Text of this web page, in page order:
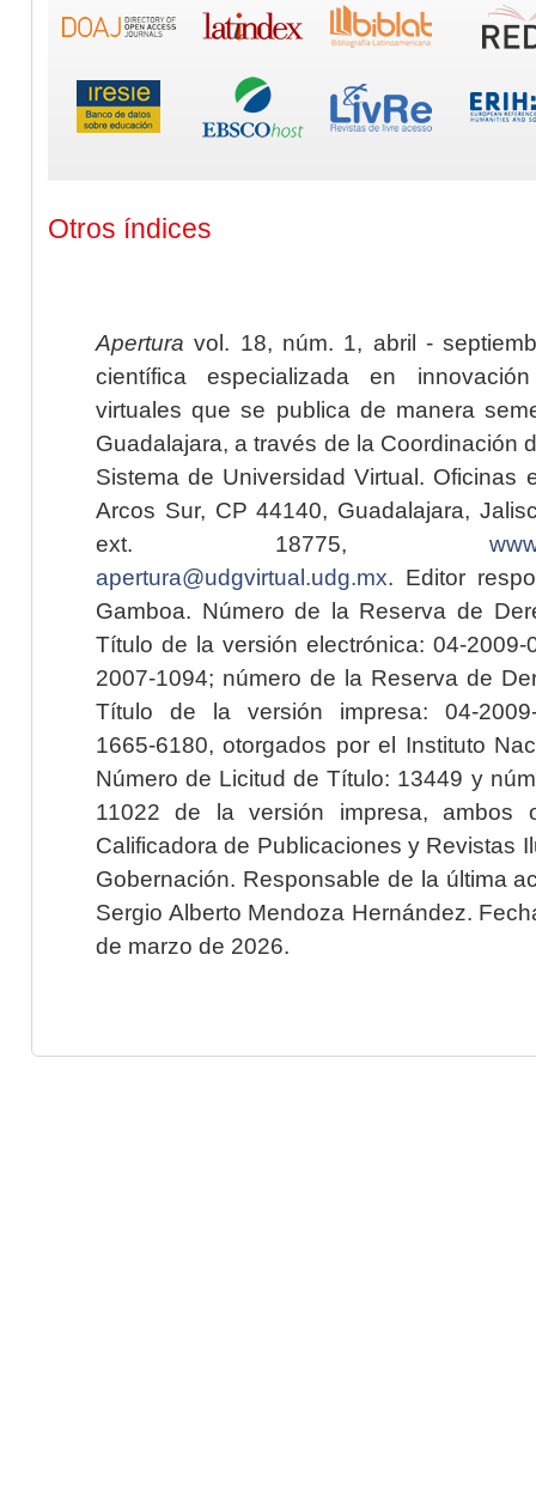
Otros índices
Apertura vol. 18, núm. 1, abril -
científica especializada en
virtuales que se publica de manera
Guadalajara, a través de la Coordinación
Sistema de Universidad Virtual. Oficinas
Arcos Sur, CP 44140, Guadalajara,
ext. 18775,
apertura@udgvirtual.udg.mx. Editor
Gamboa. Número de la Reserva de
Título de la versión electrónica: 04-2009-
2007-1094; número de la Reserva de
Título de la versión impresa: 04-2009-
1665-6180, otorgados por el Instituto
Número de Licitud de Título: 13449 y
11022 de la versión impresa, ambos
Calificadora de Publicaciones y Revistas
Gobernación. Responsable de la última
Sergio Alberto Mendoza Hernández.
de marzo de 2026.